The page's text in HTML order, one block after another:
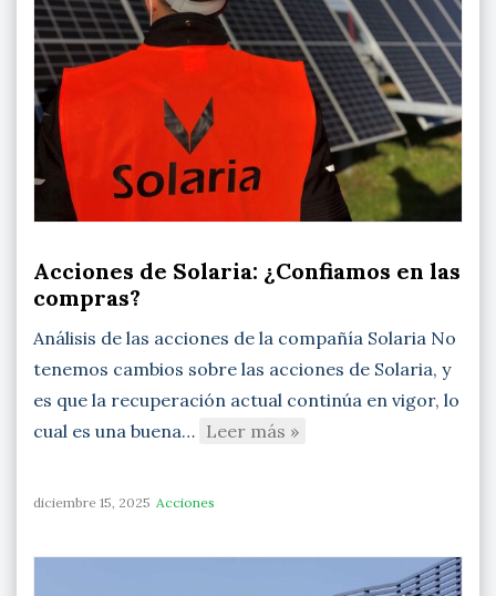
Acciones de Solaria: ¿Confiamos en las
compras?
Análisis de las acciones de la compañía Solaria No
tenemos cambios sobre las acciones de Solaria, y
es que la recuperación actual continúa en vigor, lo
cual es una buena… Leer más »
diciembre 15, 2025 Acciones